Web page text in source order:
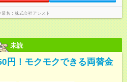
業名 株式会社アシスト
未読
円！モクモクできる両替金